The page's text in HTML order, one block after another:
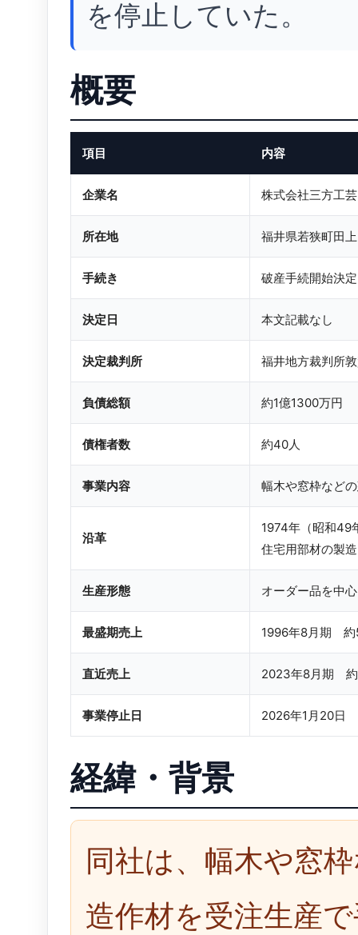
を停止していた。
概要
項目 内容
企業名 株式会社三方工芸
所在地 福井県若狭町田上
手続き 破産手続開始決定
決定日 本文記載なし
決定裁判所 福井地方裁判所
負債総額 約1億1300万円
債権者数 約40人
事業内容 幅木や窓枠など
沿革
1974年（昭和49
住宅用部材の製
生産形態 オーダー品を中
最盛期売上 1996年8月期 約
直近売上 2023年8月期 約
事業停止日 2026年1月20日
経緯・背景
同社は、幅木や窓
造作材を受注生産